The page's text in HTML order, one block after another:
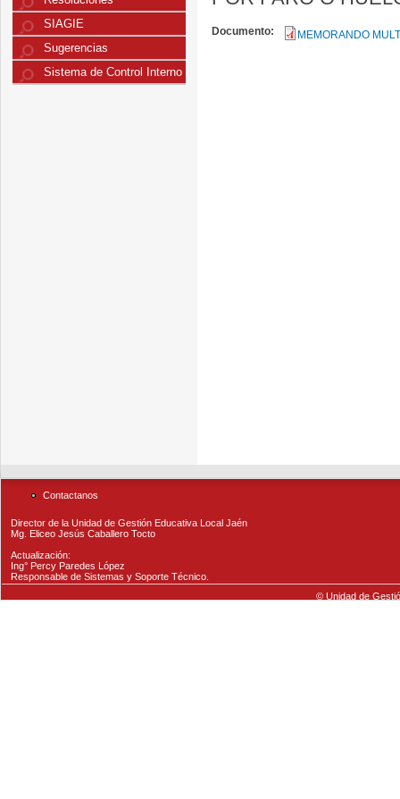
SIAGIE
Sugerencias
Sistema de Control Interno
Documento: MEMORANDO
Contactanos
Director de la Unidad de Gestión Educativa Local Jaén
Mg. Eliceo Jesús Caballero Tocto
Actualización:
Ing° Percy Paredes López
Responsable de Sistemas y Soporte Técnico.
© Unidad de